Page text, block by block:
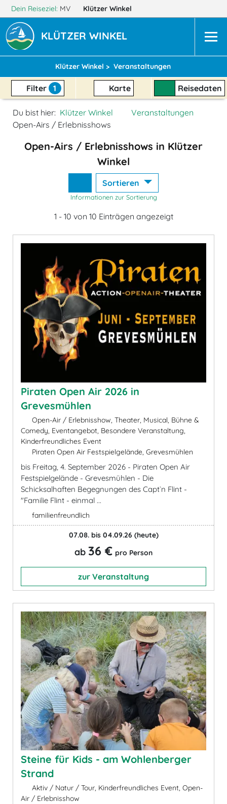
Dein Reiseziel: MV Klützer Winkel
KLÜTZER WINKEL
Klützer Winkel > Veranstaltungen
Filter 1 Karte Reisedaten
Du bist hier: Klützer Winkel
Veranstaltungen
Open-Airs / Erlebnisshows
Open-Airs / Erlebnisshows in Klützer
Winkel
Sortieren
Informationen zur Sortierung
1 - 10 von 10 Einträgen angezeigt
Piraten Open Air 2026 in
Grevesmühlen
Open-Air / Erlebnisshow, Theater, Musical, Bühne &
Comedy, Eventangebot, Besondere Veranstaltung,
Kinderfreundliches Event
Piraten Open Air Festspielgelände, Grevesmühlen
bis Freitag, 4. September 2026 - Piraten Open Air
Festspielgelände - Grevesmühlen - Die
Schicksalhaften Begegnungen des Capt`n Flint -
"Familie Flint - einmal ...
familienfreundlich
07.08. bis 04.09.26 (heute)
ab 36 € pro Person
zur Veranstaltung
Steine für Kids - am Wohlenberger
Strand
Aktiv / Natur / Tour, Kinderfreundliches Event, Open-
Air / Erlebnisshow